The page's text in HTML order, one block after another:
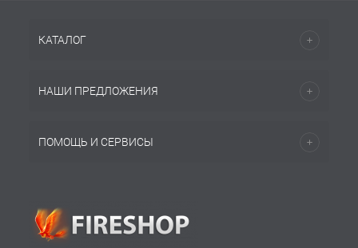
КАТАЛОГ
НАШИ ПРЕДЛОЖЕНИЯ
ПОМОЩЬ И СЕРВИСЫ